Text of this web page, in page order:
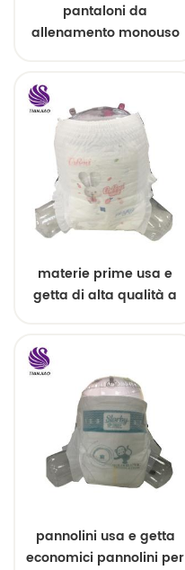
pantaloni da
allenamento monouso
materie prime usa e
getta di alta qualità a
pannolini usa e getta
economici pannolini per